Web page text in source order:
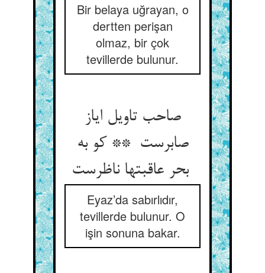
Bir belaya uğrayan, o
dertten perişan
olmaz, bir çok
tevillerde bulunur.
صاحب تاویل ایاز
صابرست ** کو به
بحر عاقبتها ناظرست
Eyaz’da sabırlıdır,
tevillerde bulunur. O
işin sonuna bakar.